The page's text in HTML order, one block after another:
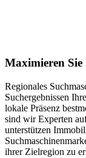
Maximieren
Regionales
Suchergebnissen
lokale Präsenz
sind wir Experten
unterstützen
ihrer Zielregion zu